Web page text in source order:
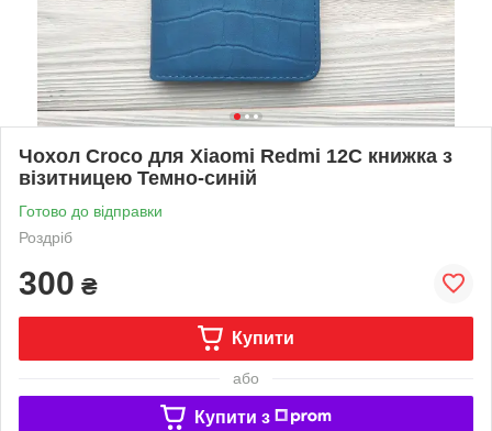
Чохол Сroco для Xiaomi Redmi 12C книжка з
візитницею Темно-синій
Готово до відправки
Роздріб
300 ₴
Купити
або
Купити з